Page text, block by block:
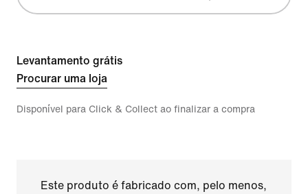
Levantamento grátis
Procurar uma loja
Disponível para Click & Collect ao finalizar a compra
Este produto é fabricado com, pelo menos,